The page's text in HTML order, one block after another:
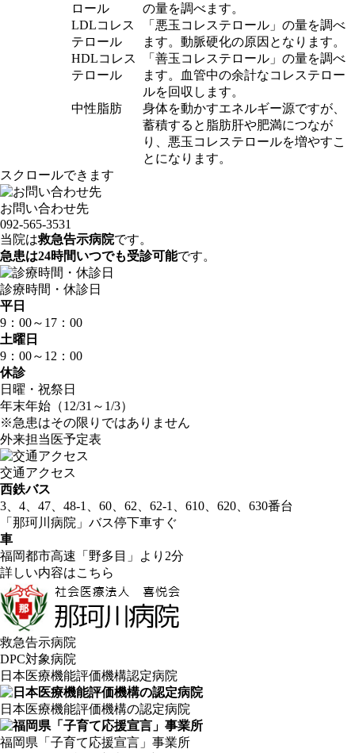
ロール
の量を調べます。
LDLコレス
テロール
「悪玉コレステロール」の量を調べ
ます。動脈硬化の原因となります。
HDLコレス
テロール
「善玉コレステロール」の量を調べ
ます。血管中の余計なコレステロー
ルを回収します。
中性脂肪
身体を動かすエネルギー源ですが、
蓄積すると脂肪肝や肥満につなが
り、悪玉コレステロールを増やすこ
とになります。
スクロールできます
お問い合わせ先
092-565-3531
当院は救急告示病院です。
急患は24時間いつでも受診可能です。
診療時間・休診日
平日
9：00～ 17：00
土曜日
9：00～ 12：00
休診
日曜・祝祭日
年末年始（12/31～1/3）
※急患はその限りではありません
外来担当医予定表
交通アクセス
西鉄バス
3、4、47、48-1、60、62、62-1、610、620、630番台
「那珂川病院」バス停下車すぐ
車
福岡都市高速「野多目」より2分
詳しい内容はこちら
救急告示病院
DPC対象病院
日本医療機能評価機構認定病院
日本医療機能評価機構の認定病院
福岡県「子育て応援宣言」事業所